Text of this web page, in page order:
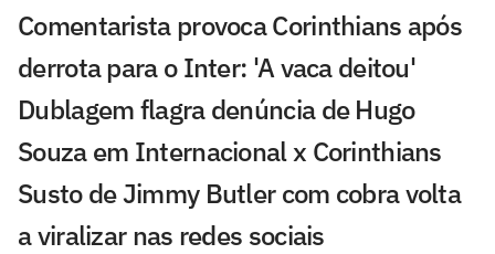
Comentarista provoca Corinthians após
derrota para o Inter: 'A vaca deitou'
Dublagem flagra denúncia de Hugo
Souza em Internacional x Corinthians
Susto de Jimmy Butler com cobra volta
a viralizar nas redes sociais